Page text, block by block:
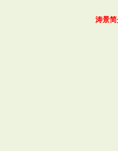
涛景